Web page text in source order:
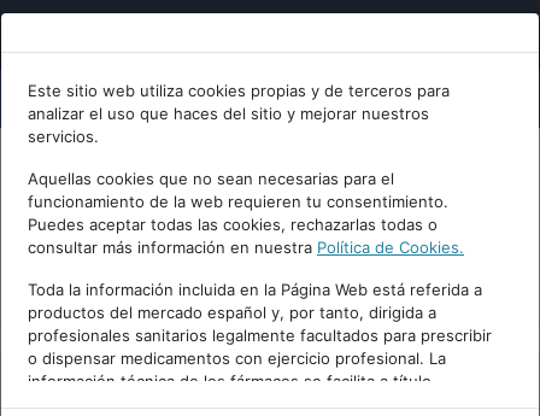
Este sitio web utiliza cookies propias y de terceros para
analizar el uso que haces del sitio y mejorar nuestros
servicios.
Aquellas cookies que no sean necesarias para el
funcionamiento de la web requieren tu consentimiento.
Puedes aceptar todas las cookies, rechazarlas todas o
consultar más información en nuestra Política de Cookies.
Toda la información incluida en la Página Web está referida a
productos del mercado español y, por tanto, dirigida a
profesionales sanitarios legalmente facultados para prescribir
o dispensar medicamentos con ejercicio profesional. La
información técnica de los fármacos se facilita a título
meramente informativo, siendo responsabilidad de los